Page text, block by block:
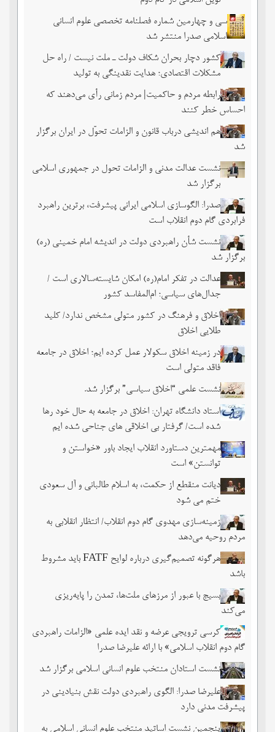
سی و چهارمین شماره فصلنامه تخصصی علوم انسانی
اسلامی صدرا منتشر شد
کشور دچار بحران شکاف دولت ـ ملت نیست / راه حل
مشکلات اقتصادی؛ هدایت نقدینگی به تولید
رابطه مردم و حاکمیت| مردم زمانی رأی می‌دهند که
احساس خطر ‌کنند
هم اندیشی درباب قانون و الزامات تحوّل در ایران برگزار
شد
نشست عدالت مدنی و الزامات تحول در جمهوری اسلامی
برگزار شد
صدرا: الگوسازی اسلامی ایرانی پیشرفت، برترین راهبرد
فرابردی گام دوم انقلاب است
نشست شأن راهبردی دولت در اندیشه امام خمینی (ره)
برگزار شد
عدالت در تفکر امام(ره) امکان شایسته‌سالاری است /
جدال‌های سیاسی؛ ام‌المفاسد کشور
اخلاق و فرهنگ در کشور متولی مشخص ندارد/ کلید
طلایی اخلاق
در زمینه اخلاق سکولار عمل کرده ایم؛ اخلاق در جامعه
فاقد متولی است
نشست علمی “اخلاق سیاسی” برگزار شد.
استاد دانشگاه تهران: اخلاق در جامعه به حال خود رها
شده است/ گرفتار بی اخلاقی های جناحی شده ایم
مهمترین دستاورد انقلاب ایجاد باور «خواستن و
توانستن» است
دیانت منقطع از حکمت، به اسلام طالبانی و آل سعودی
ختم می شود
زمینه‌سازی مهدوی گام دوم انقلاب/ انتظار انقلابی به
مردم روحیه می‌دهد
هرگونه تصمیم‌گیری درباره لوایح FATF باید مشروط
باشد
بسیج با عبور از مرزهای ملت‌‌ها، تمدن را پایه‌ریزی
می‌کند
کرسی ترویجی عرضه و نقد ایده علمی «الزامات راهبردی
گام دوم انقلاب اسلامی» با ارائه علیرضا صدرا
نشست استادان منتخب علوم انسانی اسلامی برگزار شد
علیرضا صدرا: الگوی راهبردی دولت نقش بنیادینی در
پیشرفت مدنی دارد
پنجمین نشست اساتید منتخب علوم انسانی اسلامی به